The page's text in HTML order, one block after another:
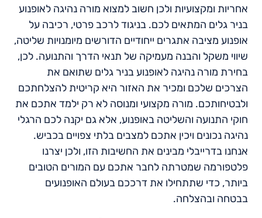
אחריות ומקצועיות ולכן חשוב למצוא מורה נהיגה לאופנוע
בניר גלים המתאים לכם. בניגוד לרכב פרטי, רכיבה על
אופנוע מציבה אתגרים ייחודיים הדורשים מיומנויות שליטה,
שיווי משקל והבנה מעמיקה של תנאי הדרך והתנועה. לכן,
בחירת מורה נהיגה לאופנוע בניר גלים שתואם את
הצרכים שלכם ומכיר את האזור היא קריטית להצלחתכם
ולבטיחותכם. מורה מקצועי ומנוסה לא רק ילמד אתכם את
חוקי התנועה והשליטה באופנוע, אלא גם יקנה לכם הרגלי
נהיגה נכונים ויכין אתכם למצבים בלתי צפויים בכביש.
אנחנו בדרייבלי מבינים את החשיבות הזו, ולכן יצרנו
פלטפורמה שמטרתה לחבר אתכם עם המורים הטובים
ביותר, כדי שתתחילו את דרככם בעולם האופנועים
בבטחה ובהצלחה.